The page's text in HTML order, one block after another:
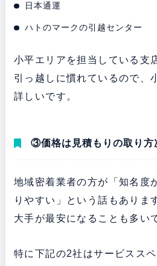
日本通運
ハトのマークの引越センター
小平エリアを担当している支
引っ越しに慣れているので、
詳しいです。
③価格は見積もりの取り方
地域密着業者の方が「知名度
りやすい」という話もありま
大手が最安になることも多い
特に下記の2社はサービスス